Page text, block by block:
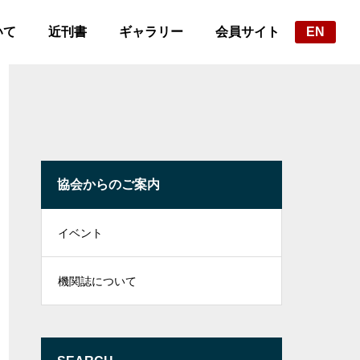
て 近刊書 ギャラリー 会員サイト EN
協会からのご案内
イベント
機関誌について